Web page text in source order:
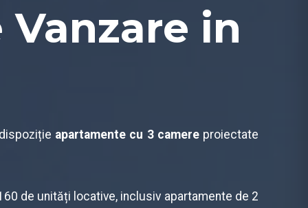
in
apartamente cu 3 camereproiectate
de unități locative, inclusiv apartamente de 2